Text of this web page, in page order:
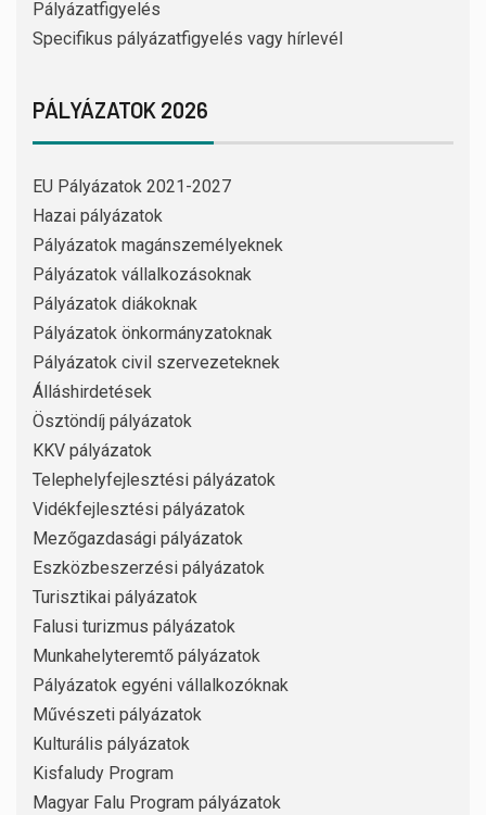
Pályázatfigyelés
Specifikus pályázatfigyelés vagy hírlevél
PÁLYÁZATOK 2026
EU Pályázatok 2021-2027
Hazai pályázatok
Pályázatok magánszemélyeknek
Pályázatok vállalkozásoknak
Pályázatok diákoknak
Pályázatok önkormányzatoknak
Pályázatok civil szervezeteknek
Álláshirdetések
Ösztöndíj pályázatok
KKV pályázatok
Telephelyfejlesztési pályázatok
Vidékfejlesztési pályázatok
Mezőgazdasági pályázatok
Eszközbeszerzési pályázatok
Turisztikai pályázatok
Falusi turizmus pályázatok
Munkahelyteremtő pályázatok
Pályázatok egyéni vállalkozóknak
Művészeti pályázatok
Kulturális pályázatok
Kisfaludy Program
Magyar Falu Program pályázatok